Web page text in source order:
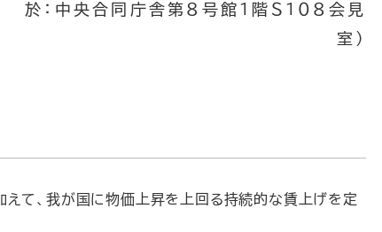
中央合同庁舎第８号館１階Ｓ１０８会見
室）
て、我が国に物価上昇を上回る持続的な賃上げを定